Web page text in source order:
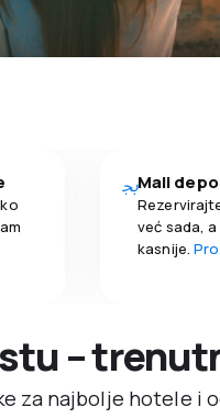
Mali
već sada,
kasnije.
–
za najbolje hotele i